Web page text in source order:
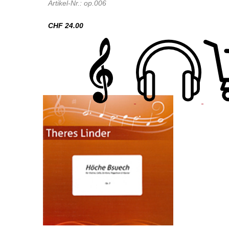
Artikel-Nr.: op.006
CHF 24.00